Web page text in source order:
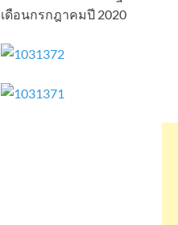
เดือนกรกฎาคมปี 2020